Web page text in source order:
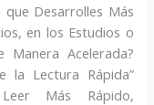
que Desarrolles Más
en los Estudios o
Manera Acelerada?
la Lectura Rápida”
Más Rápido,